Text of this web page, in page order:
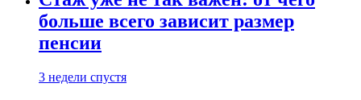
больше всего зависит размер
пенсии
3 недели спустя